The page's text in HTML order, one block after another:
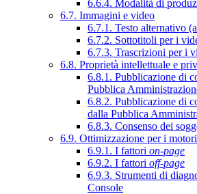
6.6.4. Modalità di
6.7. Immagini e video
6.7.1. Testo alternativo
6.7.2. Sottotitoli per i
6.7.3. Trascrizioni per i
6.8. Proprietà intellettuale e
6.8.1. Pubblicazione di
Pubblica
6.8.2. Pubblicazione di
dalla Pubblica
6.8.3. Consenso dei
6.9. Ottimizzazione per i
6.9.1. I fattori on-page
6.9.2. I fattori off-page
6.9.3. Strumenti di
Console